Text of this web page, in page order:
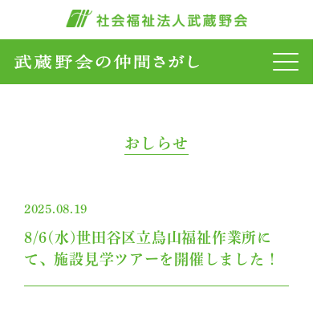
おしらせ
2025.08.19
8/6(水)世田谷区立烏山福祉作業所に
て、施設見学ツアーを開催しました！